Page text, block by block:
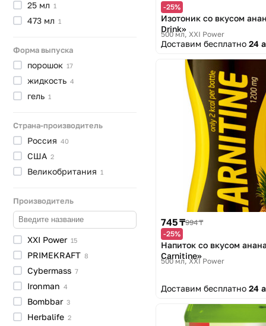
ягоды 1
25 мл 1
473 мл 1
Форма выпуска
порошок 17
жидкость 4
гель 1
Страна-производитель
Россия 40
США 2
Великобритания 1
Производитель
XXI Power 15
PRIMEKRAFT 8
Cybermass 7
Ironman 4
Bombbar 3
Herbalife 2
-25%
Изотоник со вкусом
Drink»
500 мл XXI Power
Доставим бесплатно 24
745 ₸994 ₸
-25%
Напиток со вкусом
Carnitine»
500 мл XXI Power
Доставим бесплатно 24